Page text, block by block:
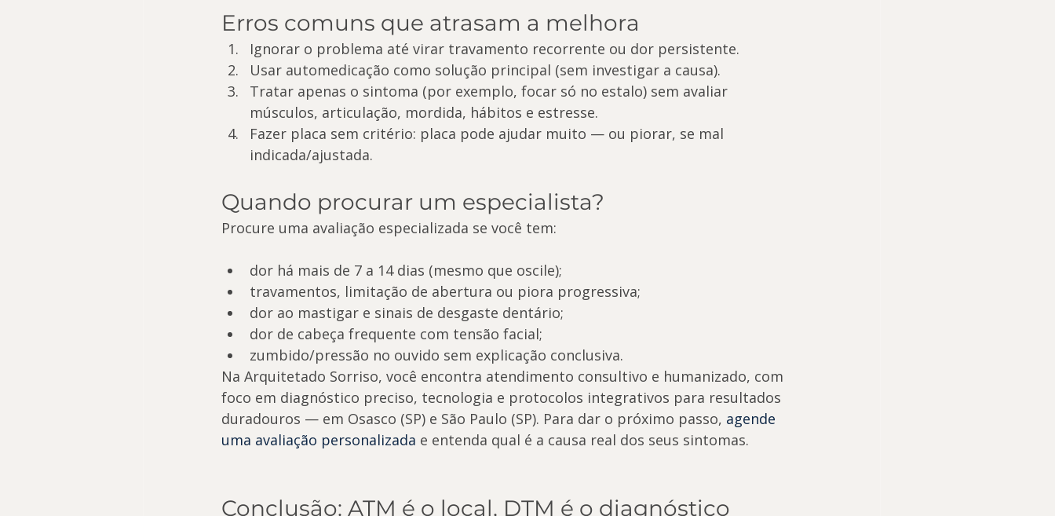
Erros comuns que atrasam a melhora
Ignorar o problema até virar travamento recorrente ou dor persistente.
Usar automedicação como solução principal (sem investigar a causa).
Tratar apenas o sintoma (por exemplo, focar só no estalo) sem avaliar
músculos, articulação, mordida, hábitos e estresse.
Fazer placa sem critério: placa pode ajudar muito — ou piorar, se mal
indicada/ajustada.
Quando procurar um especialista?
Procure uma avaliação especializada se você tem:
dor há mais de 7 a 14 dias (mesmo que oscile);
travamentos, limitação de abertura ou piora progressiva;
dor ao mastigar e sinais de desgaste dentário;
dor de cabeça frequente com tensão facial;
zumbido/pressão no ouvido sem explicação conclusiva.
Na Arquitetado Sorriso, você encontra atendimento consultivo e humanizado, com
foco em diagnóstico preciso, tecnologia e protocolos integrativos para resultados
duradouros — em Osasco (SP) e São Paulo (SP). Para dar o próximo passo, agende
uma avaliação personalizada e entenda qual é a causa real dos seus sintomas.
Conclusão: ATM é o local, DTM é o diagnóstico